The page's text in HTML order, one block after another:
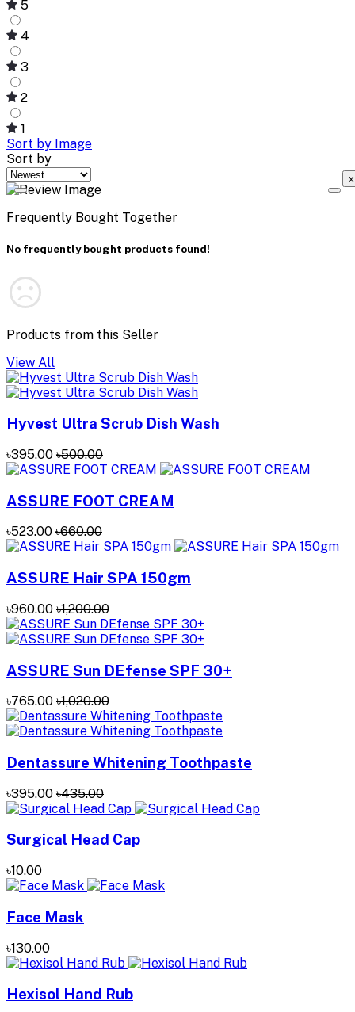
5
4
3
2
1
Sort by Image
Sort by
x
Frequently Bought Together
No frequently bought products found!
Products from this Seller
View All
Hyvest Ultra Scrub Dish Wash
৳395.00 ৳500.00
ASSURE FOOT CREAM
৳523.00 ৳660.00
ASSURE Hair SPA 150gm
৳960.00 ৳1,200.00
ASSURE Sun DEfense SPF 30+
৳765.00 ৳1,020.00
Dentassure Whitening Toothpaste
৳395.00 ৳435.00
Surgical Head Cap
৳10.00
Face Mask
৳130.00
Hexisol Hand Rub